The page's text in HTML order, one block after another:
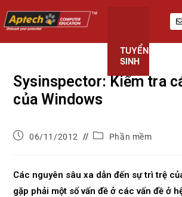
TUYỂN
SINH
Sysinspector: Kiểm tra
của Windows
06/11/2012 Phần mềm
Các nguyên sâu xa dẫn đến sự trì trệ
gặp phải một số vấn đề ở các vấn đề ở